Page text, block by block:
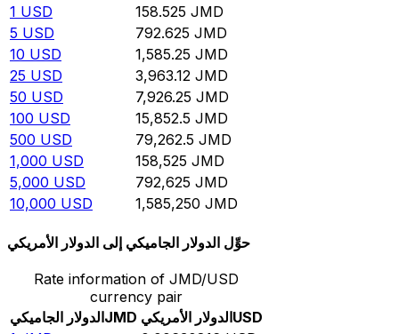
1 USD 158.525 JMD
5 USD 792.625 JMD
10 USD 1,585.25 JMD
25 USD 3,963.12 JMD
50 USD 7,926.25 JMD
100 USD 15,852.5 JMD
500 USD 79,262.5 JMD
1,000 USD 158,525 JMD
5,000 USD 792,625 JMD
10,000 USD 1,585,250 JMD
حوِّل الدولار الجاميكي إلى الدولار الأمريكي
Rate information of JMD/USD
currency pair
الدولار الجاميكيJMD الدولار الأمريكيUSD